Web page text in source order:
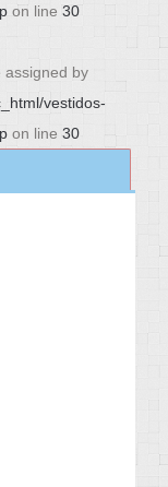
on line 30
assigned by
vestidos-
on line 30